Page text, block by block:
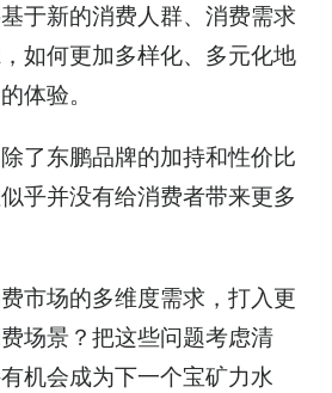
于新的消费人群、消费需求
如何更加多样化、多元化地
体验。
了东鹏品牌的加持和性价比
乎并没有给消费者带来更多
市场的多维度需求，打入更
场景？把这些问题考虑清
机会成为下一个宝矿力水